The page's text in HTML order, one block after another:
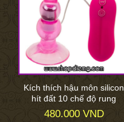
Kích thích hậu môn silicon
hít đất 10 chế độ rung
480.000 VND